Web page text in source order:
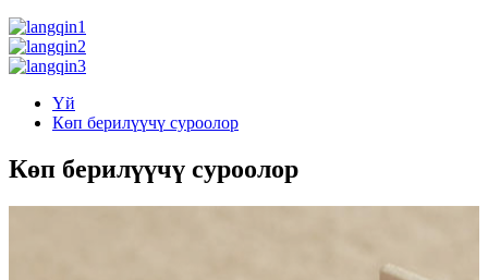
Үй
Көп берилүүчү суроолор
Көп берилүүчү суроолор